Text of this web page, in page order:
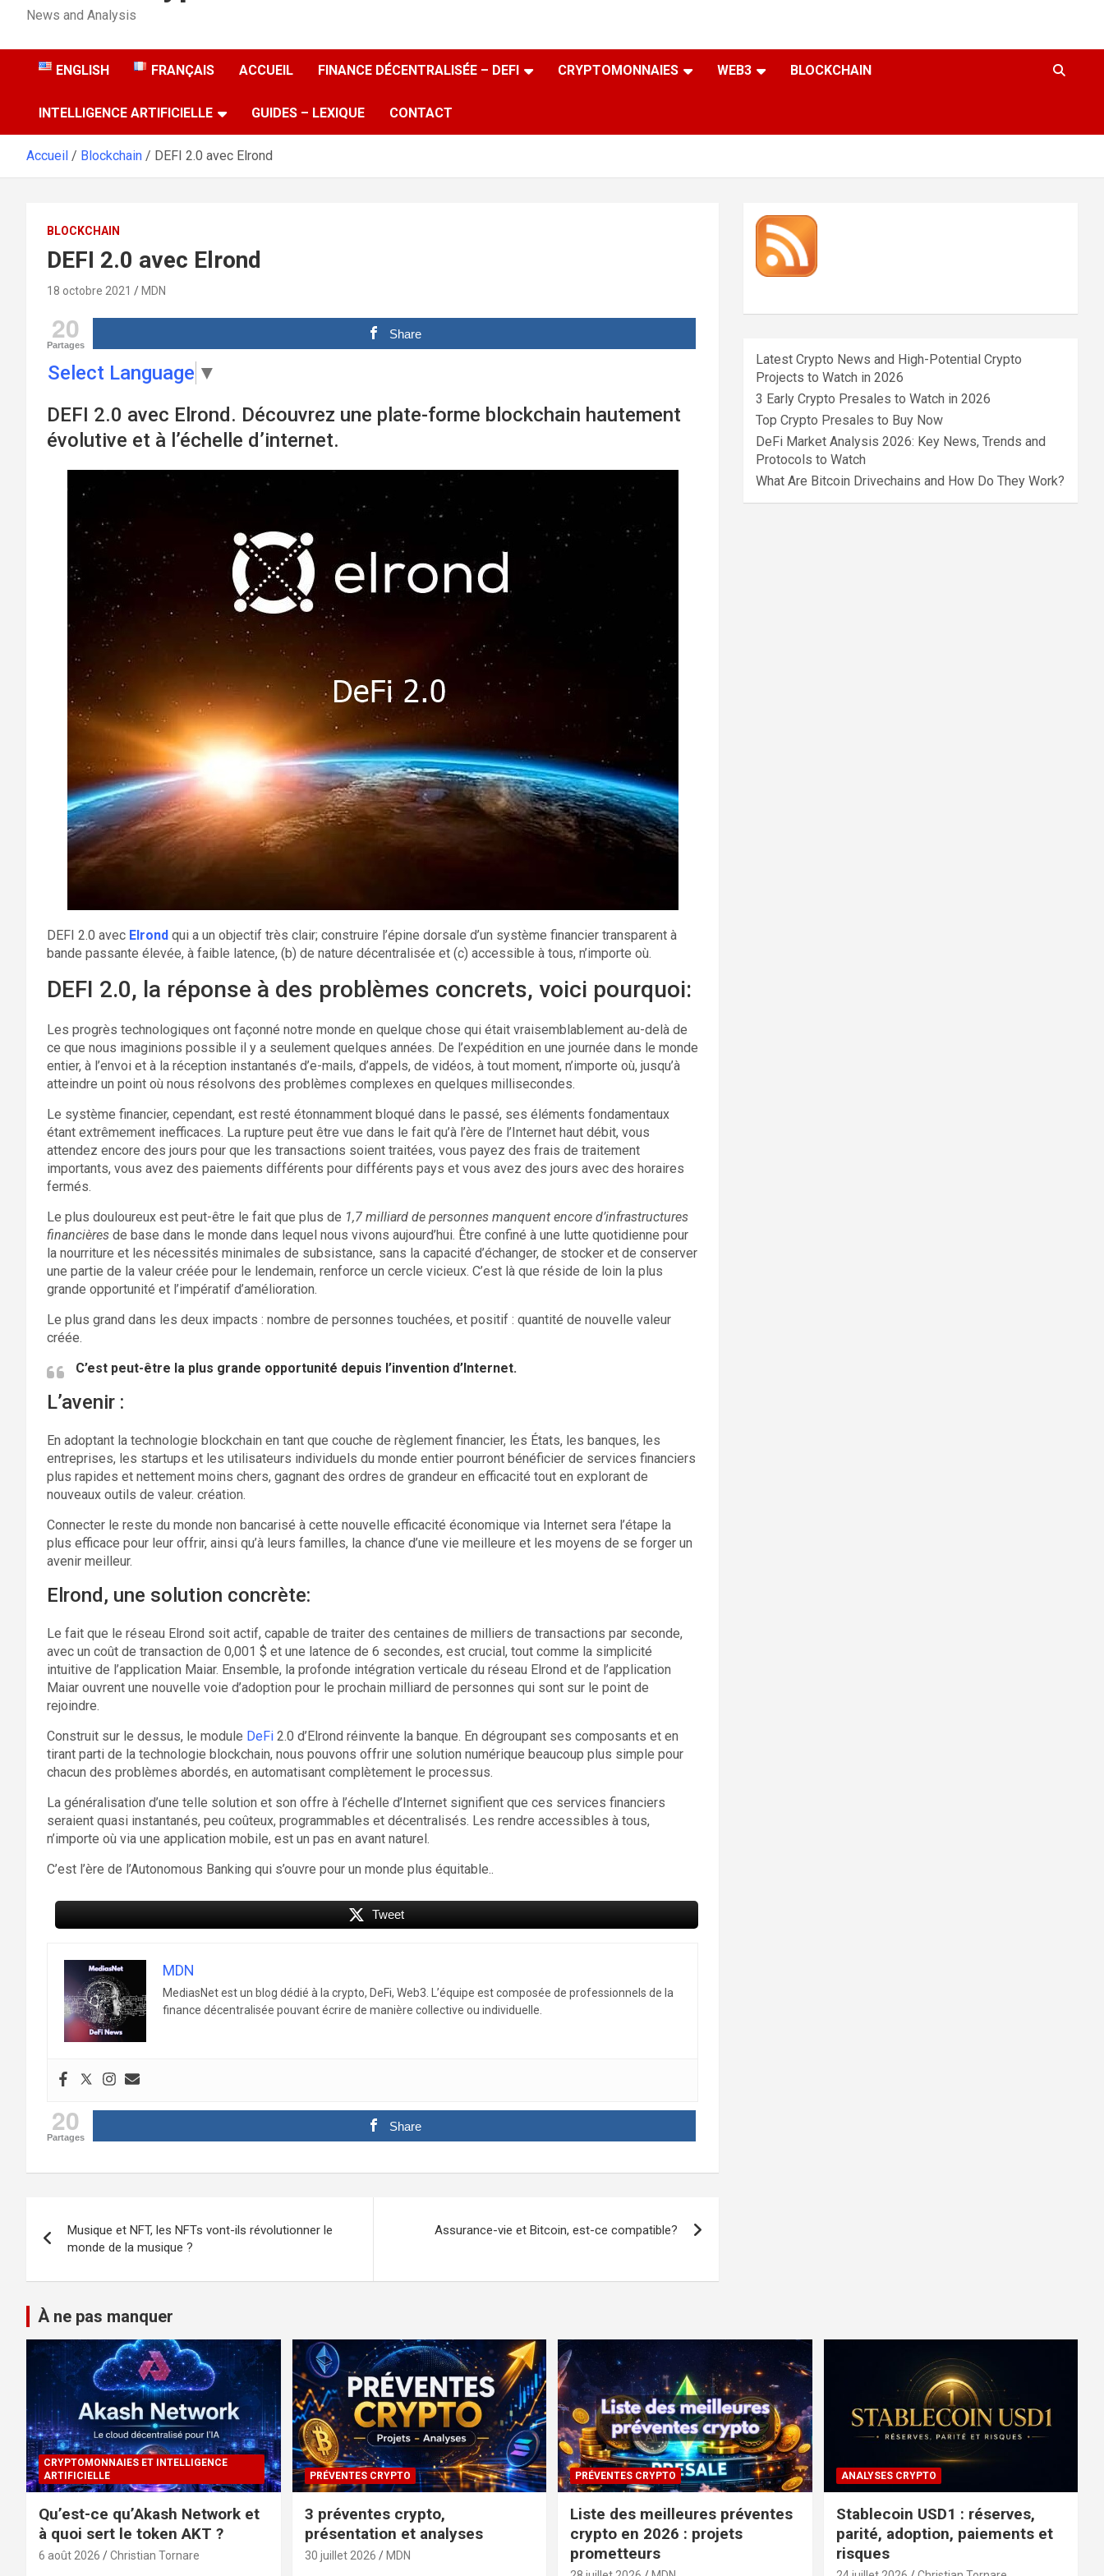
News and Analysis
ENGLISH FRANÇAIS ACCUEIL FINANCE DÉCENTRALISÉE – DEFI CRYPTOMONNAIES WEB3 BLOCKCHAIN
INTELLIGENCE ARTIFICIELLE GUIDES – LEXIQUE CONTACT
Accueil Blockchain DEFI 2.0 avec Elrond
BLOCKCHAIN
DEFI 2.0 avec Elrond
18 octobre 2021 MDN
20
Partages
Share
Select Language ▼
DEFI 2.0 avec Elrond. Découvrez une plate-forme blockchain hautement
évolutive et à l’échelle d’internet.
DEFI 2.0 avec Elrond qui a un objectif très clair; construire l’épine dorsale d’un système financier transparent à
bande passante élevée, à faible latence, (b) de nature décentralisée et (c) accessible à tous, n’importe où.
DEFI 2.0, la réponse à des problèmes concrets, voici pourquoi:
Les progrès technologiques ont façonné notre monde en quelque chose qui était vraisemblablement au-delà de
ce que nous imaginions possible il y a seulement quelques années. De l’expédition en une journée dans le monde
entier, à l’envoi et à la réception instantanés d’e-mails, d’appels, de vidéos, à tout moment, n’importe où, jusqu’à
atteindre un point où nous résolvons des problèmes complexes en quelques millisecondes.
Le système financier, cependant, est resté étonnamment bloqué dans le passé, ses éléments fondamentaux
étant extrêmement inefficaces. La rupture peut être vue dans le fait qu’à l’ère de l’Internet haut débit, vous
attendez encore des jours pour que les transactions soient traitées, vous payez des frais de traitement
importants, vous avez des paiements différents pour différents pays et vous avez des jours avec des horaires
fermés.
Le plus douloureux est peut-être le fait que plus de 1,7 milliard de personnes manquent encore d’infrastructures
financières de base dans le monde dans lequel nous vivons aujourd’hui. Être confiné à une lutte quotidienne pour
la nourriture et les nécessités minimales de subsistance, sans la capacité d’échanger, de stocker et de conserver
une partie de la valeur créée pour le lendemain, renforce un cercle vicieux. C’est là que réside de loin la plus
grande opportunité et l’impératif d’amélioration.
Le plus grand dans les deux impacts : nombre de personnes touchées, et positif : quantité de nouvelle valeur
créée.
C’est peut-être la plus grande opportunité depuis l’invention d’Internet.
L’avenir :
En adoptant la technologie blockchain en tant que couche de règlement financier, les États, les banques, les
entreprises, les startups et les utilisateurs individuels du monde entier pourront bénéficier de services financiers
plus rapides et nettement moins chers, gagnant des ordres de grandeur en efficacité tout en explorant de
nouveaux outils de valeur. création.
Connecter le reste du monde non bancarisé à cette nouvelle efficacité économique via Internet sera l’étape la
plus efficace pour leur offrir, ainsi qu’à leurs familles, la chance d’une vie meilleure et les moyens de se forger un
avenir meilleur.
Elrond, une solution concrète:
Le fait que le réseau Elrond soit actif, capable de traiter des centaines de milliers de transactions par seconde,
avec un coût de transaction de 0,001 $ et une latence de 6 secondes, est crucial, tout comme la simplicité
intuitive de l’application Maiar. Ensemble, la profonde intégration verticale du réseau Elrond et de l’application
Maiar ouvrent une nouvelle voie d’adoption pour le prochain milliard de personnes qui sont sur le point de
rejoindre.
Construit sur le dessus, le module DeFi 2.0 d’Elrond réinvente la banque. En dégroupant ses composants et en
tirant parti de la technologie blockchain, nous pouvons offrir une solution numérique beaucoup plus simple pour
chacun des problèmes abordés, en automatisant complètement le processus.
La généralisation d’une telle solution et son offre à l’échelle d’Internet signifient que ces services financiers
seraient quasi instantanés, peu coûteux, programmables et décentralisés. Les rendre accessibles à tous,
n’importe où via une application mobile, est un pas en avant naturel.
C’est l’ère de l’Autonomous Banking qui s’ouvre pour un monde plus équitable..
Tweet
MDN
MediasNet est un blog dédié à la crypto, DeFi, Web3. L’équipe est composée de professionnels de la
finance décentralisée pouvant écrire de manière collective ou individuelle.
20
Partages
Share
de
l’article
Musique et NFT, les NFTs vont-ils révolutionner le
monde de la musique ?
Assurance-vie et Bitcoin, est-ce compatible?
Latest Crypto News and High-Potential Crypto
Projects to Watch in 2026
3 Early Crypto Presales to Watch in 2026
Top Crypto Presales to Buy Now
DeFi Market Analysis 2026: Key News, Trends and
Protocols to Watch
What Are Bitcoin Drivechains and How Do They Work?
À ne pas manquer
CRYPTOMONNAIES ET INTELLIGENCE
ARTIFICIELLE
Qu’est-ce qu’Akash Network et
à quoi sert le token AKT ?
6 août 2026 Christian Tornare
PRÉVENTES CRYPTO
3 préventes crypto,
présentation et analyses
30 juillet 2026 MDN
PRÉVENTES CRYPTO
Liste des meilleures préventes
crypto en 2026 : projets
prometteurs
ANALYSES CRYPTO
Stablecoin USD1 : réserves,
parité, adoption, paiements et
risques